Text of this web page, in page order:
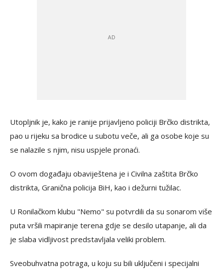
Utopljnik je, kako je ranije prijavljeno policiji Brčko distrikta,
pao u rijeku sa brodice u subotu veče, ali ga osobe koje su
se nalazile s njim, nisu uspjele pronaći.
O ovom događaju obaviještena je i Civilna zaštita Brčko
distrikta, Granična policija BiH, kao i dežurni tužilac.
U Ronilačkom klubu "Nemo" su potvrdili da su sonarom više
puta vršili mapiranje terena gdje se desilo utapanje, ali da
je slaba vidljivost predstavljala veliki problem.
Sveobuhvatna potraga, u koju su bili uključeni i specijalni